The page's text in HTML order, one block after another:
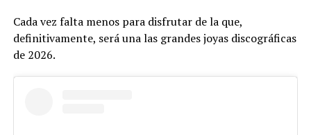
Cada vez falta menos para disfrutar de la que,
definitivamente, será una las grandes joyas discográficas
de 2026.